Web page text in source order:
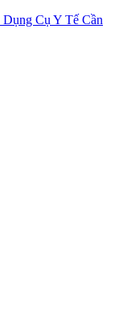
Dụng Cụ Y Tế Cần